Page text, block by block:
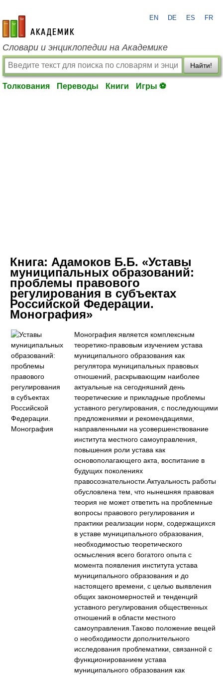
academic.ru
EN DE ES FR
Словари и энциклопедии на Академике
Найти!
Толкования Переводы Книги Игры ⚽
Книга: Адамоков Б.Б. «Уставы
муниципальных образований:
проблемы правового
регулирования в субъектах
Российской Федерации.
Монография»
Монография является комплексным
теоретико-правовым изучением устава
муниципального образования как
регулятора муниципальных правовых
отношений, раскрывающим наиболее
актуальные на сегодняшний день
теоретические и прикладные проблемы
уставного регулирования, с последующими
предложениями и рекомендациями,
направленными на усовершенствование
института местного самоуправления,
повышения роли устава как
основополагающего акта, воспитание в
будущих поколениях
правосознательности.Актуальность работы
обусловлена тем, что нынешняя правовая
теория не может ответить на проблемные
вопросы правового регулирования и
практики реализации норм, содержащихся
в уставе муниципального образования,
необходимостью теоретического
осмысления всего богатого опыта с
момента появления института устава
муниципального образования и до
настоящего времени, с целью выявления
общих закономерностей и тенденций
уставного регулирования общественных
отношений в области местного
самоуправления.Таково положение вещей
о необходимости дополнительного
исследования проблематики, связанной с
функционированием устава
муниципального образования как